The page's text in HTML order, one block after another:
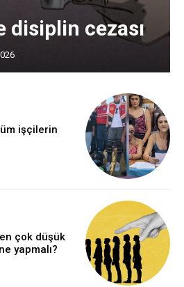
disiplin cezası
işçilerin
çok düşük
yapmalı?